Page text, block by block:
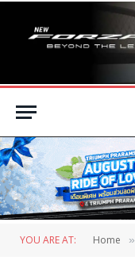
YOU ARE AT: Home »